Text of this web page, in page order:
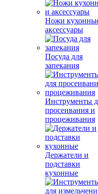
Ножи
аксессуары
Посуда для
запекания
Инструменты
просеивания и
процеживания
Держатели и
подставки
кухонные